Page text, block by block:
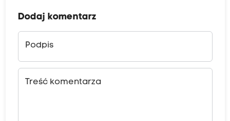
Dodaj komentarz
Podpis
Treść komentarza